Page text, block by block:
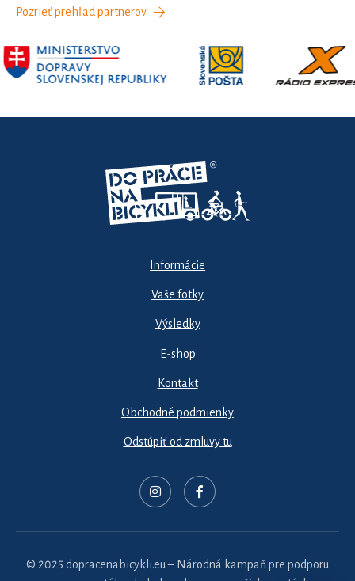
Pozrieť prehľad partnerov
Informácie
Vaše fotky
Výsledky
E-shop
Kontakt
Obchodné podmienky
Odstúpiť od zmluvy tu
© 2025 dopracenabicykli.eu – Národná kampaň pre podporu